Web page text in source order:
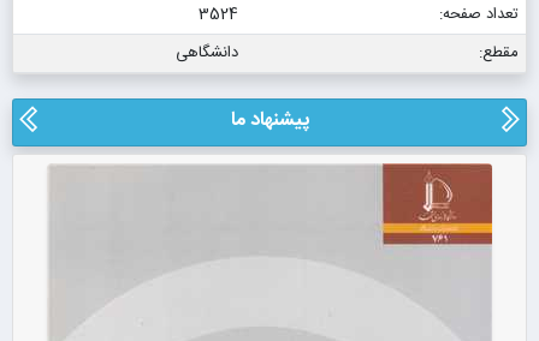
تعداد صفحه:
3524
مقطع:
دانشگاهی
پیشنهاد ما